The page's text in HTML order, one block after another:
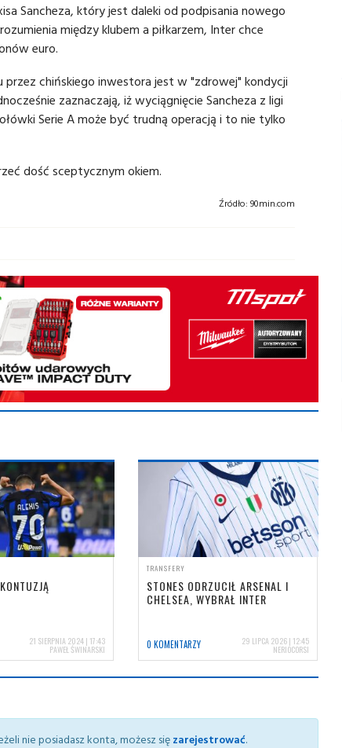
Sancheza, który jest daleki od podpisania nowego
między klubem a piłkarzem, Inter chce
euro.
przez chińskiego inwestora jest w "zdrowej" kondycji
zaznaczają, iż wyciągnięcie Sancheza z ligi
Serie A może być trudną operacją i to nie tylko
dość sceptycznym okiem.
Źródło: 90min.com
21 SIERPNIA 2024 | 17:43
PAWEŁ ŚWINARSKI
TRANSFERY
STONES ODRZUCIŁ ARSENAL I
CHELSEA, WYBRAŁ INTER
0 KOMENTARZY 29 LIPCA 2026 | 12:45
NERIOCORSI
nie posiadasz konta, możesz sięzarejestrować.